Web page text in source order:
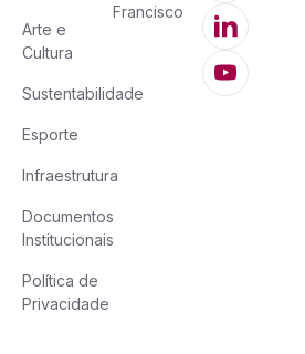
Arte e
Cultura
Sustentabilidade
Esporte
Infraestrutura
Documentos
Institucionais
Política de
Privacidade
Francisco